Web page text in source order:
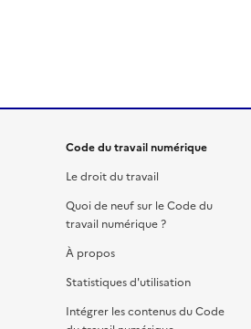
Code du travail numérique
Le droit du travail
Quoi de neuf sur le Code du
travail numérique ?
À propos
Statistiques d'utilisation
Intégrer les contenus du Code